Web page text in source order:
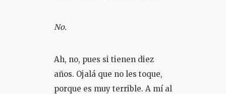
No.
Ah, no, pues si tienen diez
años. Ojalá que no les toque,
porque es muy terrible. A mí al